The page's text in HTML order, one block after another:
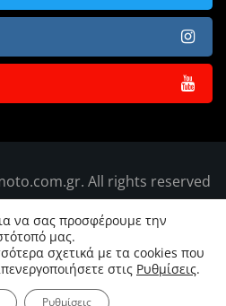
All rights reserved
να σας προσφέρουμε την
μας.
σχετικά με τα cookies που
στις Ρυθμίσεις.
Ρυθμίσεις